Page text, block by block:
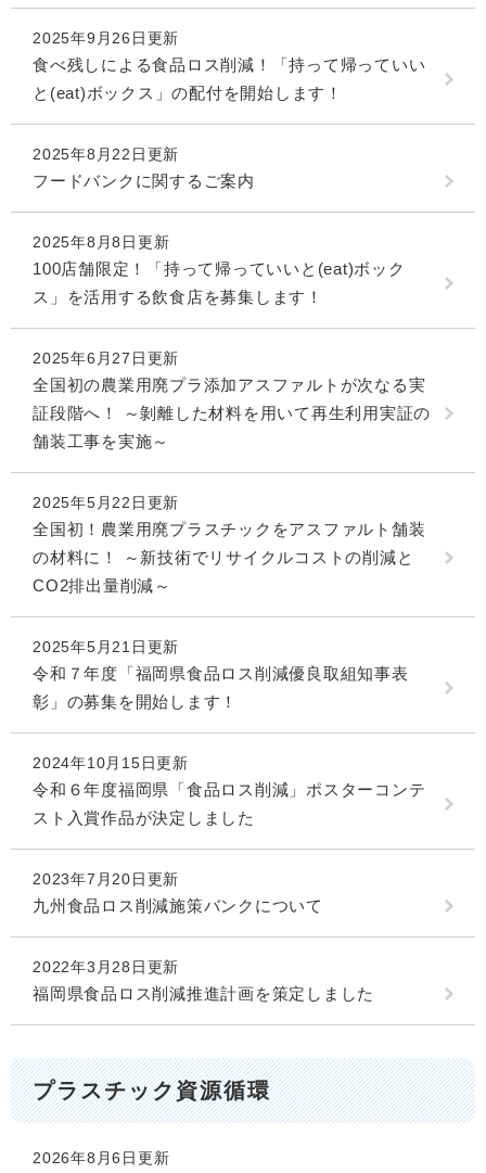
2025年9月26日更新
食べ残しによる食品ロス削減！「持って帰っていい
と(eat)ボックス」の配付を開始します！
2025年8月22日更新
フードバンクに関するご案内
2025年8月8日更新
100店舗限定！「持って帰っていいと(eat)ボック
ス」を活用する飲食店を募集します！
2025年6月27日更新
全国初の農業用廃プラ添加アスファルトが次なる実
証段階へ！ ～剝離した材料を用いて再生利用実証の
舗装工事を実施～
2025年5月22日更新
全国初！農業用廃プラスチックをアスファルト舗装
の材料に！ ～新技術でリサイクルコストの削減と
CO2排出量削減～
2025年5月21日更新
令和７年度「福岡県食品ロス削減優良取組知事表
彰」の募集を開始します！
2024年10月15日更新
令和６年度福岡県「食品ロス削減」ポスターコンテ
スト入賞作品が決定しました
2023年7月20日更新
九州食品ロス削減施策バンクについて
2022年3月28日更新
福岡県食品ロス削減推進計画を策定しました
プラスチック資源循環
2026年8月6日更新